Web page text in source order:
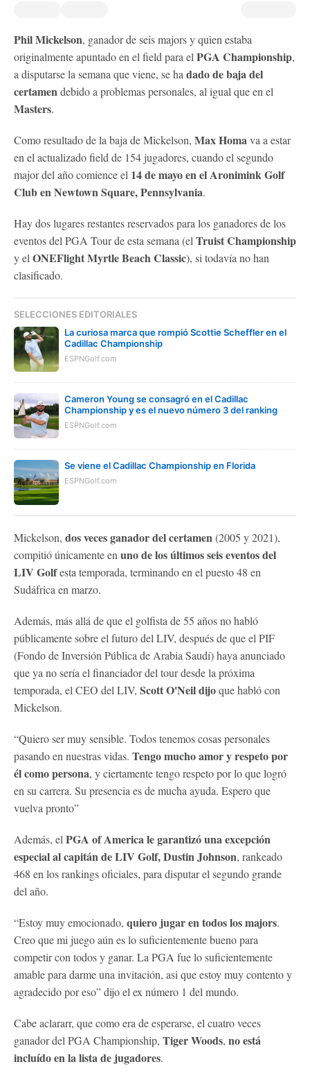
Phil Mickelson, ganador de seis majors y quien estaba
originalmente apuntado en el field para el PGA Championship,
a disputarse la semana que viene, se ha dado de baja del
certamendebido a problemas personales, al igual que en el
Masters.
Como resultado de la baja de Mickelson, Max Homava a estar
en el actualizado field de 154 jugadores, cuando el segundo
major del año comience el 14 de mayo en el Aronimink Golf
Club en Newtown Square, Pennsylvania.
Hay dos lugares restantes reservados para los ganadores de los
eventos del PGA Tour de esta semana (el Truist Championship
y el ONEFlight Myrtle Beach Classic), si todavía no han
clasificado.
SELECCIONES EDITORIALES
La curiosa marca que rompió Scottie Scheffler en el
Cadillac Championship
ESPNGolf.com
Cameron Young se consagró en el Cadillac
Championship y es el nuevo número 3 del ranking
ESPNGolf.com
Se viene el Cadillac Championship en Florida
ESPNGolf.com
Mickelson, dos veces ganador del certamen(2005 y 2021),
compitió únicamente en uno de los últimos seis eventos del
LIV Golfesta temporada, terminando en el puesto 48 en
Sudáfrica en marzo.
Además, más allá de que el golfista de 55 años no habló
públicamente sobre el futuro del LIV, después de que el PIF
(Fondo de Inversión Pública de Arabia Saudí) haya anunciado
que ya no sería el financiador del tour desde la próxima
temporada, el CEO del LIV, Scott O'Neil dijoque habló con
Mickelson.
“Quiero ser muy sensible. Todos tenemos cosas personales
pasando en nuestras vidas. Tengo mucho amor y respeto por
él como persona, y ciertamente tengo respeto por lo que logró
en su carrera. Su presencia es de mucha ayuda. Espero que
vuelva pronto”
Además, el PGA of America le garantizó una excepción
especial al capitán de LIV Golf, Dustin Johnson, rankeado
468 en los rankings oficiales, para disputar el segundo grande
del año.
“Estoy muy emocionado, quiero jugar en todos los majors.
Creo que mi juego aún es lo suficientemente bueno para
competir con todos y ganar. La PGA fue lo suficientemente
amable para darme una invitación, asi que estoy muy contento y
agradecido por eso” dijo el ex número 1 del mundo.
Cabe aclararr, que como era de esperarse, el cuatro veces
ganador del PGA Championship, Tiger Woods, no está
incluído en la lista de jugadores.